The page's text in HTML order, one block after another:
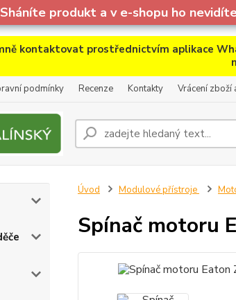
Sháníte produkt a v e-shopu ho
kontaktovat prostřednictvím aplikace
podmínky Recenze Kontakty Vrácení zboží
Úvod Modulové přístroje
Spínač motoru